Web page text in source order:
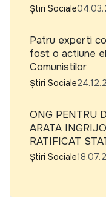
Știri Sociale
Patru experti
fost o actiune
Comunistilor
Știri Sociale
ONG PENTRU
ARATA
RATIFICAT
Știri Sociale